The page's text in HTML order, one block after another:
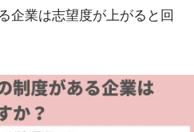
企業は志望度が上がると回